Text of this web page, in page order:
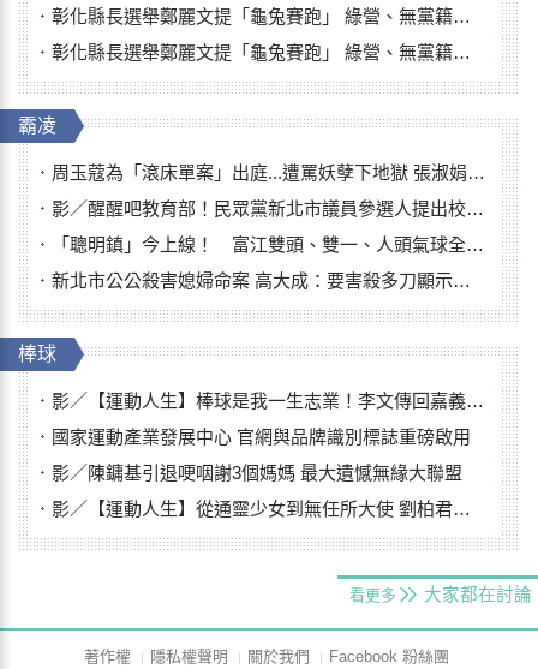
彰化縣長選舉鄭麗文提「龜兔賽跑」 綠營、無黨籍忙否認是烏龜
彰化縣長選舉鄭麗文提「龜兔賽跑」 綠營、無黨籍忙否認是烏龜
霸凌
周玉蔻為「滾床單案」出庭...遭罵妖孽下地獄 張淑娟批：舌頭殺人有罪
影／醒醒吧教育部！民眾黨新北市議員參選人提出校園反毒防線升級政見
「聰明鎮」今上線！ 富江雙頭、雙一、人頭氣球全登場
新北市公公殺害媳婦命案 高大成：要害殺多刀顯示怨恨深
棒球
影／【運動人生】棒球是我一生志業！李文傳回嘉義扎根點亮KANO精神
國家運動產業發展中心 官網與品牌識別標誌重磅啟用
影／陳鏞基引退哽咽謝3個媽媽 最大遺憾無緣大聯盟
影／【運動人生】從通靈少女到無任所大使 劉柏君女裁判人生國際發光
看更多 大家都在討論
著作權 隱私權聲明 關於我們 Facebook 粉絲團